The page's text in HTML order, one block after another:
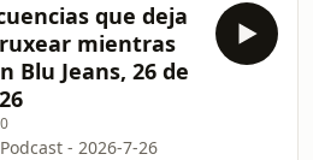
am - En BLU JeansSee
listener for privacy
que deja
mientras
Blu Jeans, 26 de
- 2026-7-26